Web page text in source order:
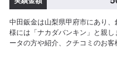
中田鈑金は山梨県甲府市にあり
様には「ナカダバンキン」と親
ータの方や紹介、クチコミのお